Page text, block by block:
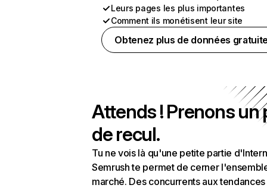
Leurs pages les plus importantes
Comment ils monétisent leur site
Obtenez plus de données
Attends ! Prenons un
de recul.
Tu ne vois là qu'une petite partie
Semrush te permet de cerner
marché. Des concurrents aux